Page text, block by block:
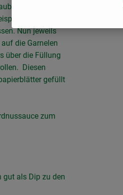
Arbeitsfläche
legen. Auf
Nun jeweils
die Garnelen
über die Füllung
Diesen
gefüllt
zum
gut als Dip zu den